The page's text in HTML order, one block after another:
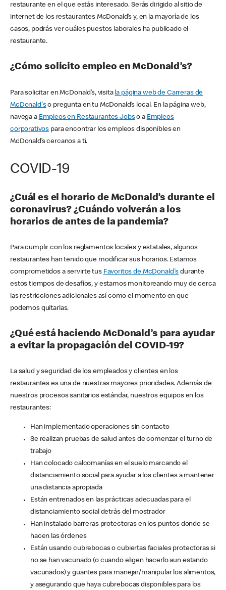
restaurante en el que estás interesado. Serás dirigido al sitio de
internet de los restaurantes McDonald’s y, en la mayoría de los
casos, podrás ver cuáles puestos laborales ha publicado el
restaurante.
¿Cómo solicito empleo en McDonald’s?
Para solicitar en McDonald’s, visita la página web de Carreras de
McDonald'so pregunta en tu McDonald’s local. En la página web,
navega a Empleos en Restaurantes Jobso a Empleos
corporativos para encontrar los empleos disponibles en
McDonald’s cercanos a ti.
COVID-19
¿Cuál es el horario de McDonald’s durante el
coronavirus? ¿Cuándo volverán a los
horarios de antes de la pandemia?
Para cumplir con los reglamentos locales y estatales, algunos
restaurantes han tenido que modificar sus horarios. Estamos
comprometidos a servirte tus Favoritos de McDonald's durante
estos tiempos de desafíos, y estamos monitoreando muy de cerca
las restricciones adicionales así como el momento en que
podemos quitarlas.
¿Qué está haciendo McDonald’s para ayudar
a evitar la propagación del COVID-19?
La salud y seguridad de los empleados y clientes en los
restaurantes es una de nuestras mayores prioridades. Además de
nuestros procesos sanitarios estándar, nuestros equipos en los
restaurantes:
Han implementado operaciones sin contacto
Se realizan pruebas de salud antes de comenzar el turno de
trabajo
Han colocado calcomanías en el suelo marcando el
distanciamiento social para ayudar a los clientes a mantener
una distancia apropiada
Están entrenados en las prácticas adecuadas para el
distanciamiento social detrás del mostrador
Han instalado barreras protectoras en los puntos donde se
hacen las órdenes
Están usando cubrebocas o cubiertas faciales protectoras si
no se han vacunado (o cuando eligen hacerlo aun estando
vacunados) y guantes para manejar/manipular los alimentos,
y asegurando que haya cubrebocas disponibles para los